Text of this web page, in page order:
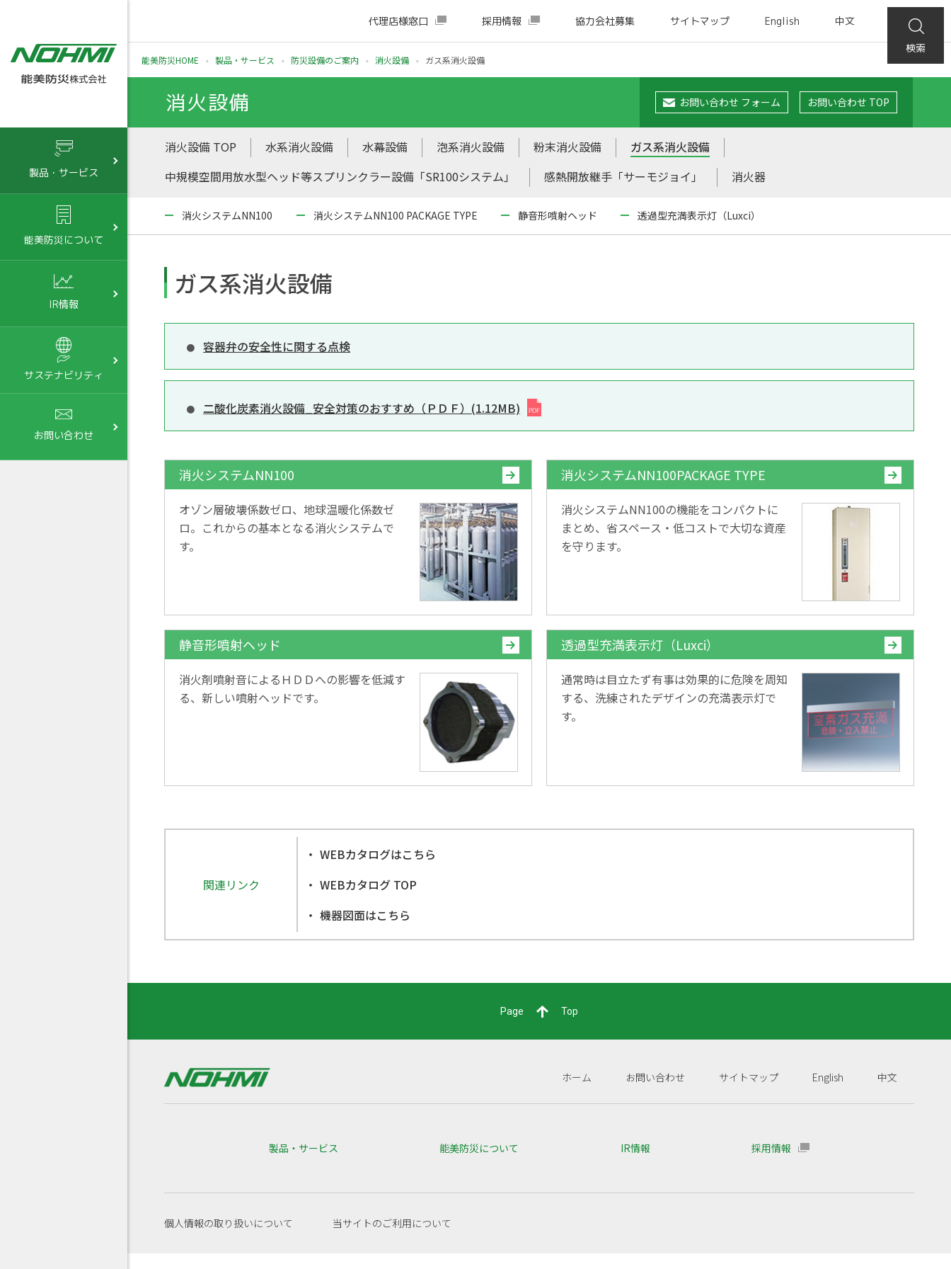
代理店様窓口 採用情報 協力会社募集 サイトマップ English
中文
検索
製品・サービス
能美防災について
IR情報
サステナビリティ
お問い合わせ
能美防災HOME 製品・サービス 防災設備のご案内 消火設備 ガス系消火設備
消火設備 お問い合わせ フォーム お問い合わせ TOP
消火設備 TOP 水系消火設備 水幕設備 泡系消火設備 粉末消火設備
ガス系消火設備
中規模空間用放水型ヘッド等スプリンクラー設備「SR100システム」
感熱開放継手「サーモジョイ」 消火器
消火システムNN100 消火システムNN100 PACKAGE TYPE 静音形噴射ヘッド 透過型充満表示灯（Luxci）
ガス系消火設備
容器弁の安全性に関する点検
二酸化炭素消火設備_安全対策のおすすめ（ＰＤＦ）(1.12MB)
消火システムNN100
オゾン層破壊係数ゼロ、地球温暖化係数ゼ
ロ。これからの基本となる消火システムで
す。
消火システムNN100PACKAGE TYPE
消火システムNN100の機能をコンパクトに
まとめ、省スペース・低コストで大切な資産
を守ります。
静音形噴射ヘッド
消火剤噴射音によるＨＤＤへの影響を低減す
る、新しい噴射ヘッドです。
透過型充満表示灯（Luxci）
通常時は目立たず有事は効果的に危険を周知
する、洗練されたデザインの充満表示灯で
す。
関連リンク
WEBカタログはこちら
WEBカタログ TOP
機器図面はこちら
Page Top
ホーム お問い合わせ サイトマップ English 中文
製品・サービス 能美防災について IR情報 採用情報
個人情報の取り扱いについて 当サイトのご利用について